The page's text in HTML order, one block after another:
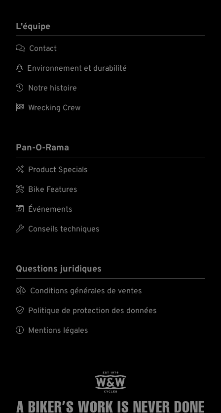
L'équipe
 Contact
 Environnement et durabilité
 Notre histoire
 Wrecking Crew
Pan-O-Rama
 Product Specials
 Bike Features
 Événements
 Conseils techniques
Questions juridiques
 Conditions générales de ventes
 Politique de protection des données
 Mentions légales
A BIKER’S WORK IS NEVER DONE